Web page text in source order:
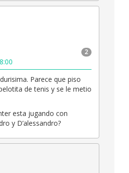
2
Parece que piso
de tenis y se le metio
esta jugando con
y D’alessandro?